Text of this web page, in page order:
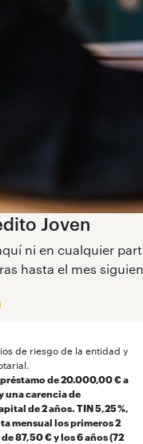
Joven
ni en cualquier
hasta el mes
de riesgo de la entidad y
de 20.000,00 € a
una carencia de
de 2 años. TIN 5,25 %,
mensual los primeros 2
de 87,50 € y los 6 años (72